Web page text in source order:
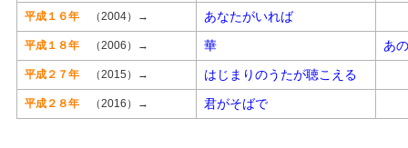
平成１６年 （2004）→ あなたがいれば
平成１８年 （2006）→ 華 あ
平成２７年 （2015）→ はじまりのうたが聴こえる
平成２８年 （2016）→ 君がそばで